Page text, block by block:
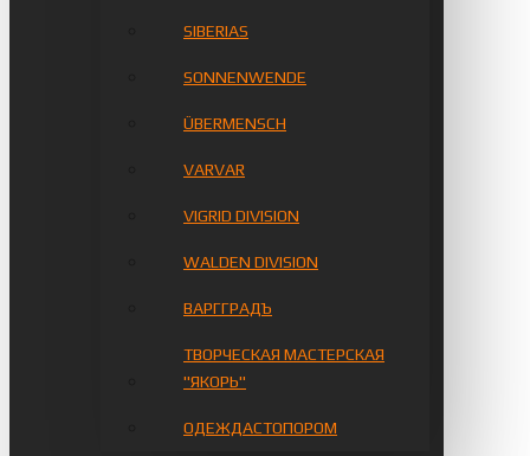
SIBERIAS
SONNENWENDE
ÜBERMENSCH
VARVAR
VIGRID DIVISION
WALDEN DIVISION
ВАРГГРАДЪ
ТВОРЧЕСКАЯ МАСТЕРСКАЯ
"ЯКОРЬ"
ОДЕЖДАСТОПОРОМ